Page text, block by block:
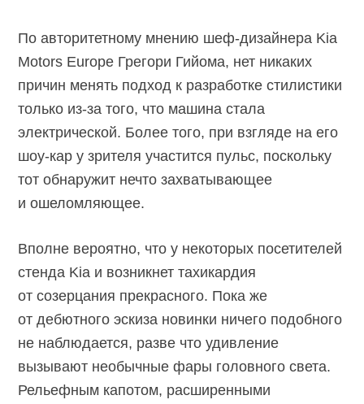
По авторитетному мнению шеф-дизайнера Kia
Motors Europe Грегори Гийома, нет никаких
причин менять подход к разработке стилистики
только из-за того, что машина стала
электрической. Более того, при взгляде на его
шоу-кар у зрителя участится пульс, поскольку
тот обнаружит нечто захватывающее
и ошеломляющее.
Вполне вероятно, что у некоторых посетителей
стенда Kia и возникнет тахикардия
от созерцания прекрасного. Пока же
от дебютного эскиза новинки ничего подобного
не наблюдается, разве что удивление
вызывают необычные фары головного света.
Рельефным капотом, расширенными